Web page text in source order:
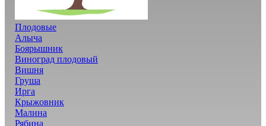
Плодовые
Алыча
Боярышник
Виноград плодовый
Вишня
Груша
Ирга
Крыжовник
Малина
Рябина